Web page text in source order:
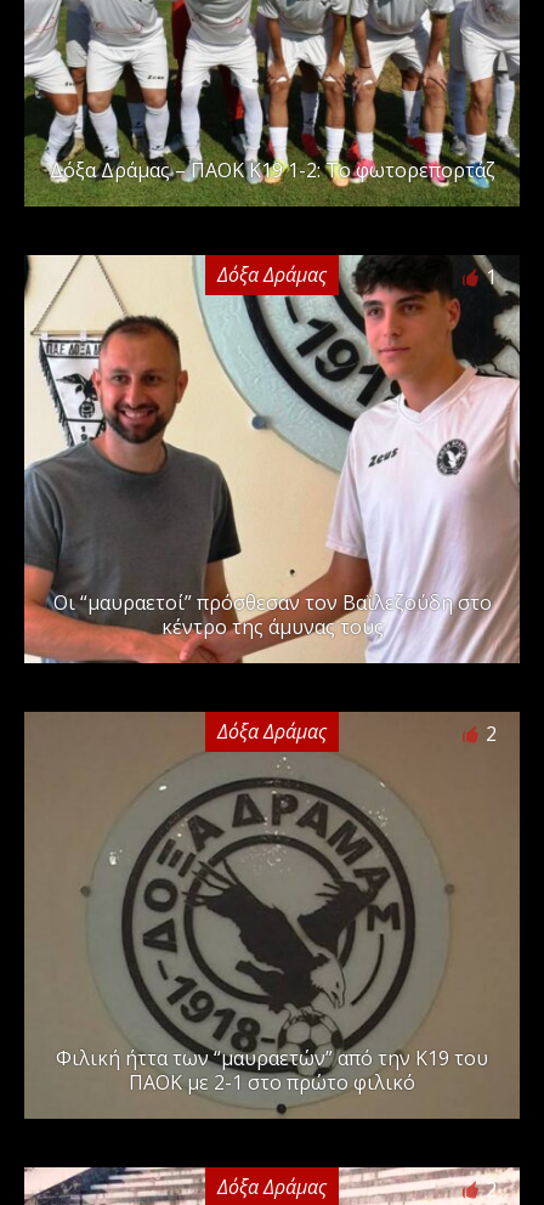
Δόξα Δράμας – ΠΑΟΚ Κ19 1-2: Το φωτορεπορτάζ
Δόξα Δράμας 1
Οι “μαυραετοί” πρόσθεσαν τον Βαϊλεζούδη στο
κέντρο της άμυνας τους
Δόξα Δράμας 2
Φιλική ήττα των “μαυραετών” από την Κ19 του
ΠΑΟΚ με 2-1 στο πρώτο φιλικό
Δόξα Δράμας 2